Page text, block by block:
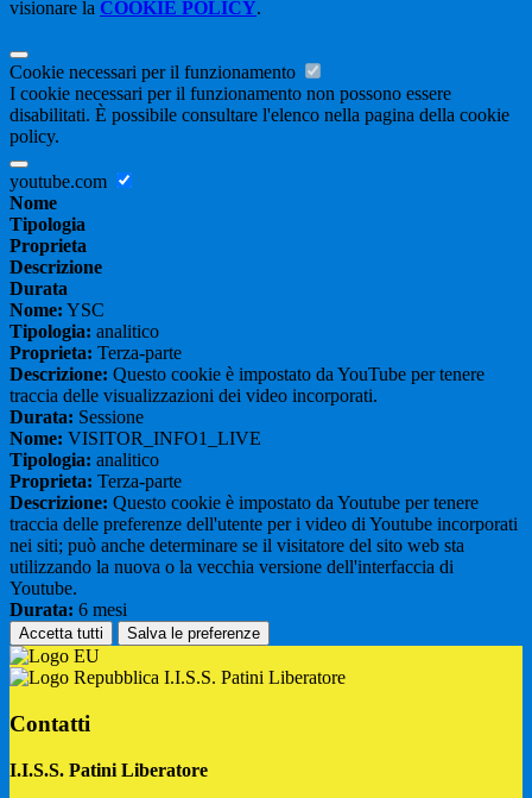
visionare la COOKIE POLICY.
Cookie necessari per il funzionamento
I cookie necessari per il funzionamento non possono essere
disabilitati. È possibile consultare l'elenco nella pagina della cookie
policy.
youtube.com
Nome
Tipologia
Proprieta
Descrizione
Durata
Nome: YSC
Tipologia: analitico
Proprieta: Terza-parte
Descrizione: Questo cookie è impostato da YouTube per tenere
traccia delle visualizzazioni dei video incorporati.
Durata: Sessione
Nome: VISITOR_INFO1_LIVE
Tipologia: analitico
Proprieta: Terza-parte
Descrizione: Questo cookie è impostato da Youtube per tenere
traccia delle preferenze dell'utente per i video di Youtube incorporati
nei siti; può anche determinare se il visitatore del sito web sta
utilizzando la nuova o la vecchia versione dell'interfaccia di
Youtube.
Durata: 6 mesi
Accetta tutti Salva le preferenze
I.I.S.S. Patini Liberatore
Contatti
I.I.S.S. Patini Liberatore